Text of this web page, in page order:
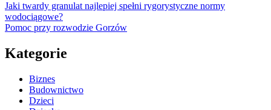
Jaki twardy granulat najlepiej spełni rygorystyczne normy
wodociągowe?
Pomoc przy rozwodzie Gorzów
Kategorie
Biznes
Budownictwo
Dzieci